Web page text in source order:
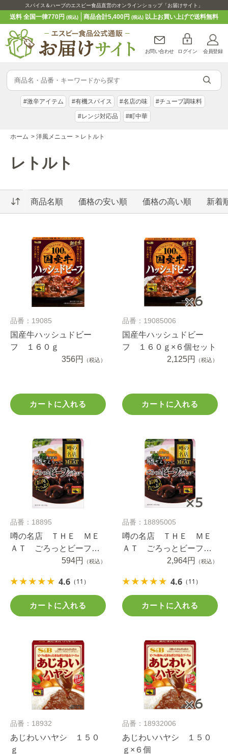
スパイス＆ハーブのエスビー食品直営のオンラインショップ「お届けサイト」
送料 全国一律770円(税込) 商品合計5,400円 (税込)以上お買い上げで送料無料
お問い合わせ ログイン 会員登録
#激辛アイテム #有機スパイス #名店の味 #チューブ調味料
#レンジ対応品 #町中華
ホーム > 洋風メニュー > レトルト
レトルト
商品名順 価格の安い順 価格の高い順 新着
品番：19085
国産牛ハッシュドビー
フ １６０ｇ
356円
（税込）
カートに入れる
品番：19085006
国産牛ハッシュドビー
フ １６０ｇ×６個セット
2,125円
（税込）
カートに入れる
品番：18895
噂の名店 ＴＨＥ ＭＥ
ＡＴ ごろっとビーフシ
チュー ２１０ｇ
594円 （税込）
4.6 （11）
カートに入れる
品番：18895005
噂の名店 ＴＨＥ ＭＥ
ＡＴ ごろっとビーフシ
チュー ２１０ｇ×５個
2,964円 （税込）
4.6 （11）
カートに入れる
品番：18932
あじわいハヤシ １５０
ｇ
品番：18932006
あじわいハヤシ １５０
ｇ×６個